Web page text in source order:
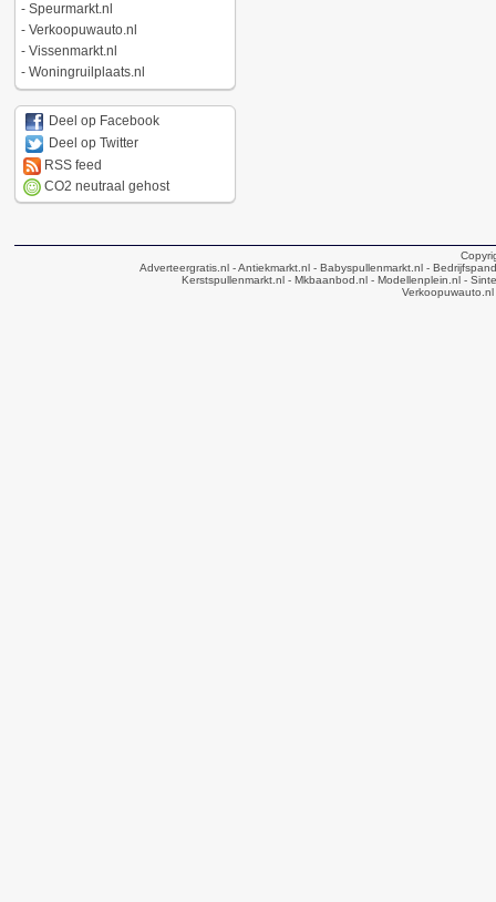
- Speurmarkt.nl
- Verkoopuwauto.nl
- Vissenmarkt.nl
- Woningruilplaats.nl
Deel op Facebook
Deel op Twitter
RSS feed
CO2 neutraal gehost
Adverteergratis.nl - Antiekmarkt.nl - Babyspullenmarkt.nl -
Kerstspullenmarkt.nl- Mkbaanbod.nl- Modellenplein.nl-
Verkoopuwauto.nl